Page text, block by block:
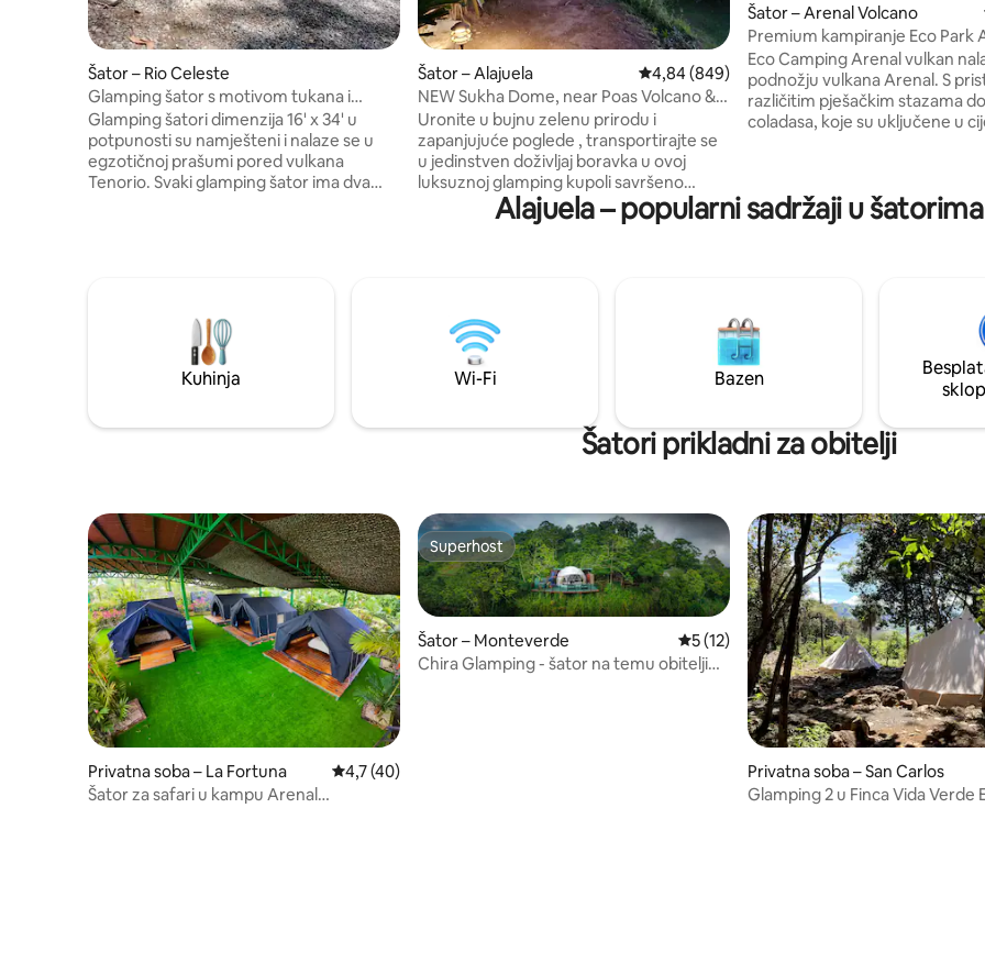
Šator – Rio Celeste
Glamping šator s motivom tukana i
povezanim vanjskim WC-om
Glamping šatori dimenzija 16' x 34' u
potpunosti su namješteni i nalaze se u
egzotičnoj prašumi pored vulkana
Tenorio. Svaki glamping šator ima dva
stolicama za blagovanje, ormarom s
odjećom, mikrovalnom pećnicom,
hladnjakom i uređajima za uživanje u
Šator – Alajuela Prosječna ocjena: 4,84/5, recenzija: 849
4,84 (849)
NEW Sukha Dome, near Poas Volcano &
SJO Airprt
Uronite u bujnu zelenu prirodu i
zapanjujuće poglede , transportirajte se
u jedinstven doživljaj boravka u ovoj
luksuznoj glamping kupoli savršeno
smještenoj na samo 35 minuta od zračne
luke SJO i grada Alajuela, 5 minuta od
svime što vam je potrebno, od bračnog
kreveta do vrućih tuševa, čajne kuhinje,
terase i još mnogo toga.
Šator – Arenal Volcano
Premium kampiranje Eco Park
Eco Camping Arenal vulkan nalazi se u
podnožju vulkana Arenal. S
različitim pješačkim stazama
coladasa, koje su uključene u
termalnim izvorima i ulazu u
park vulkan Arenal, kao i
Alajuela – popularni sadržaji u šatorima
Kuhinja Wi-Fi Bazen
Šatori prikladni za obitelji
Privatna soba – La Fortuna Prosječna ocjena: 4,7/5, recenzija: 40
4,7 (40)
Šator za safari u kampu Arenal
Superhost
Superhost
Šator – Monteverde Prosječna ocjena: 5/5, recenzija: 12
5 (12)
Chira Glamping - šator na temu obitelji
Privatna soba – San Carlos
Glamping 2 u Finca Vida Verde